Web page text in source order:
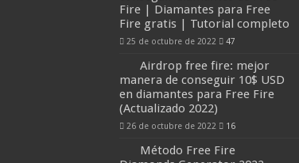
Fire | Diamantes para Free
Fire gratis | Tutorial completo
25 de octubre de 2022 47
Airdrop free fire: mejor
manera de conseguir 10$ USD
en diamantes para Free Fire
(Actualizado 2022)
26 de octubre de 2022 16
Método Free Fire